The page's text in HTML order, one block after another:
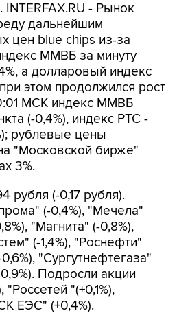
- Рынок
дальнейшим
цен blue chips из-за
ММВБ за минуту
а долларовый индекс
этом продолжился рост
МСК индекс ММВБ
(-0,4%), индекс РТС -
рублевые цены
"Московской бирже"
3%.
рубля (-0,17 рубля).
(-0,4%), "Мечела"
"Магнита" (-0,8%),
(-1,4%), "Роснефти"
"Сургутнефтегаза"
Подросли акции
"(+0,1%),
ЕЭС" (+0,4%).